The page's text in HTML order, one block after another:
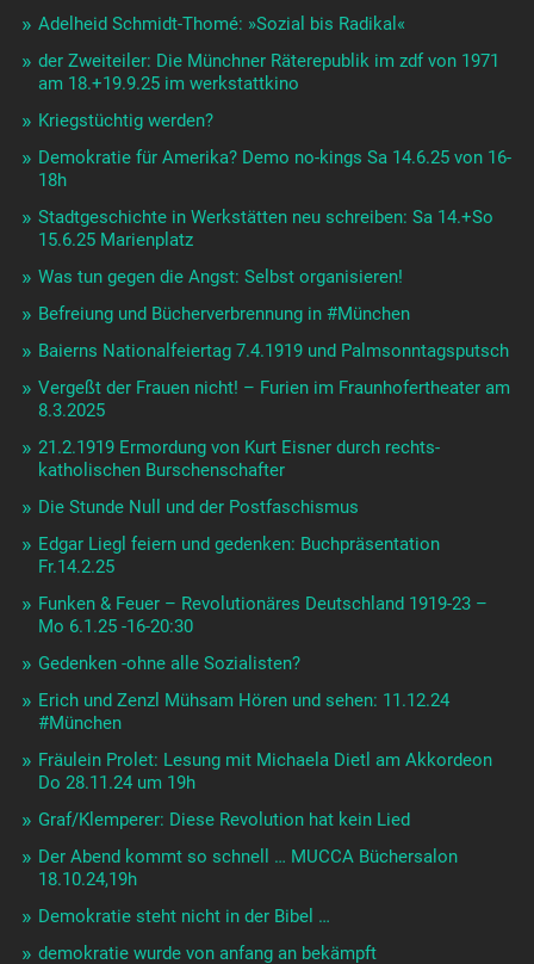
Adelheid Schmidt-Thomé: »Sozial bis Radikal«
der Zweiteiler: Die Münchner Räterepublik im zdf von 1971
am 18.+19.9.25 im werkstattkino
Kriegstüchtig werden?
Demokratie für Amerika? Demo no-kings Sa 14.6.25 von 16-
18h
Stadtgeschichte in Werkstätten neu schreiben: Sa 14.+So
15.6.25 Marienplatz
Was tun gegen die Angst: Selbst organisieren!
Befreiung und Bücherverbrennung in #München
Baierns Nationalfeiertag 7.4.1919 und Palmsonntagsputsch
Vergeßt der Frauen nicht! – Furien im Fraunhofertheater am
8.3.2025
21.2.1919 Ermordung von Kurt Eisner durch rechts-
katholischen Burschenschafter
Die Stunde Null und der Postfaschismus
Edgar Liegl feiern und gedenken: Buchpräsentation
Fr.14.2.25
Funken & Feuer – Revolutionäres Deutschland 1919-23 –
Mo 6.1.25 -16-20:30
Gedenken -ohne alle Sozialisten?
Erich und Zenzl Mühsam Hören und sehen: 11.12.24
#München
Fräulein Prolet: Lesung mit Michaela Dietl am Akkordeon
Do 28.11.24 um 19h
Graf/Klemperer: Diese Revolution hat kein Lied
Der Abend kommt so schnell … MUCCA Büchersalon
18.10.24,19h
Demokratie steht nicht in der Bibel …
demokratie wurde von anfang an bekämpft